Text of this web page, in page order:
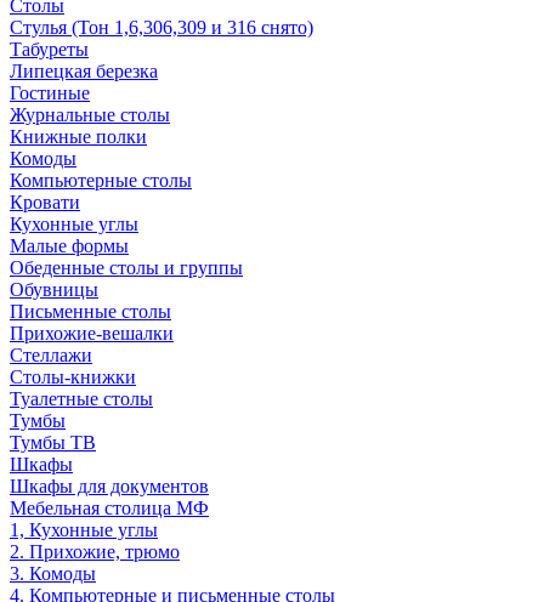
Столы
Стулья (Тон 1,6,306,309 и 316 снято)
Табуреты
Липецкая березка
Гостиные
Журнальные столы
Книжные полки
Комоды
Компьютерные столы
Кровати
Кухонные углы
Малые формы
Обеденные столы и группы
Обувницы
Письменные столы
Прихожие-вешалки
Стеллажи
Столы-книжки
Туалетные столы
Тумбы
Тумбы ТВ
Шкафы
Шкафы для документов
Мебельная столица МФ
1, Кухонные углы
2. Прихожие, трюмо
3. Комоды
4. Компьютерные и письменные столы